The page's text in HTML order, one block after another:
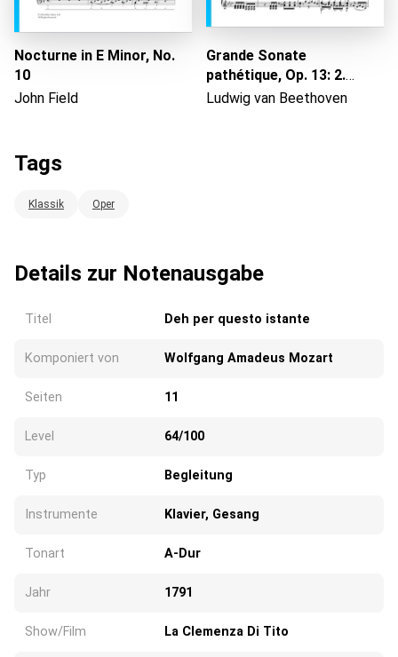
Nocturne in E Minor, No.
10
John Field
Grande Sonate
pathétique, Op. 13: 2.
Adagio cantabile
Ludwig van Beethoven
Tags
Klassik Oper
Details zur Notenausgabe
Titel Deh per questo istante
Komponiert von Wolfgang Amadeus Mozart
Seiten 11
Level 64/100
Typ Begleitung
Instrumente Klavier, Gesang
Tonart A-Dur
Jahr 1791
Show/Film La Clemenza Di Tito